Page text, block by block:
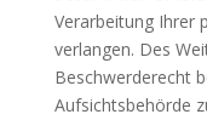
Verarbeitung Ihrer
verlangen. Des
Beschwerderecht
Aufsichtsbehörde